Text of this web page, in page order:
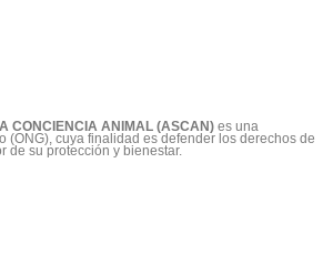
CONCIENCIA ANIMAL (ASCAN) es una
(ONG), cuya finalidad es defender los derechos de
de su protección y bienestar.